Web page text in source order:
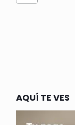
AQUÍ TE VES